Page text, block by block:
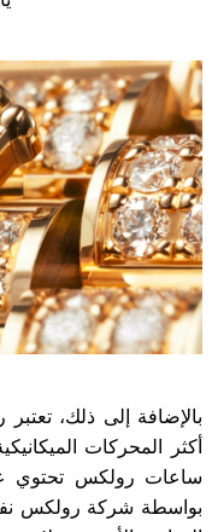
بالإضافة إلى ذلك،
أكثر المحركات
ساعات رولكس تحتوي
بواسطة شركة رولكس